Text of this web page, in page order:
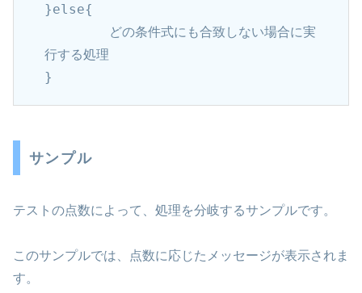
}else{
行する処理
}
サンプル
テストの点数によって、処理を分岐するサンプルです。
このサンプルでは、点数に応じたメッセージが表示されま
す。